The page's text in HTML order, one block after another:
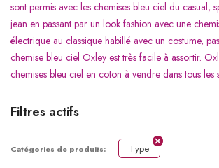
sont permis avec les chemises bleu ciel du casual,
jean en passant par un look fashion avec une
électrique au classique habillé avec un costume,
chemise bleu ciel Oxley est très facile à assortir.
chemises bleu ciel en coton à vendre dans tous les
Filtres actifs
Catégories de produits: Type